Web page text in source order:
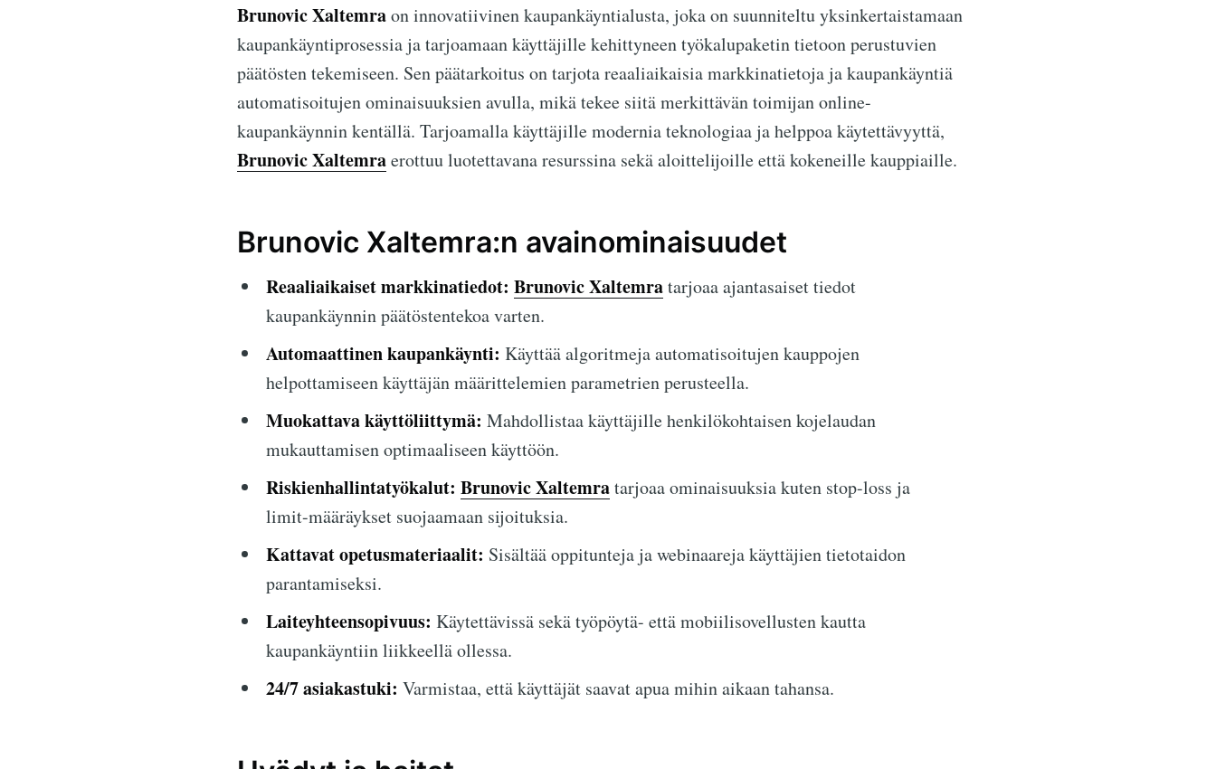
Brunovic Xaltemraon innovatiivinen kaupankäyntialusta, joka on suunniteltu yksinkertaistamaan
kaupankäyntiprosessia ja tarjoamaan käyttäjille kehittyneen työkalupaketin tietoon perustuvien
päätösten tekemiseen. Sen päätarkoitus on tarjota reaaliaikaisia markkinatietoja ja kaupankäyntiä
automatisoitujen ominaisuuksien avulla, mikä tekee siitä merkittävän toimijan online-
kaupankäynnin kentällä. Tarjoamalla käyttäjille modernia teknologiaa ja helppoa käytettävyyttä,
Brunovic Xaltemraerottuu luotettavana resurssina sekä aloittelijoille että kokeneille kauppiaille.
Brunovic Xaltemra:n avainominaisuudet
Reaaliaikaiset markkinatiedot: Brunovic Xaltemratarjoaa ajantasaiset tiedot
kaupankäynnin päätöstentekoa varten.
Automaattinen kaupankäynti: Käyttää algoritmeja automatisoitujen kauppojen
helpottamiseen käyttäjän määrittelemien parametrien perusteella.
Muokattava käyttöliittymä: Mahdollistaa käyttäjille henkilökohtaisen kojelaudan
mukauttamisen optimaaliseen käyttöön.
Riskienhallintatyökalut: Brunovic Xaltemratarjoaa ominaisuuksia kuten stop-loss ja
limit-määräykset suojaamaan sijoituksia.
Kattavat opetusmateriaalit: Sisältää oppitunteja ja webinaareja käyttäjien tietotaidon
parantamiseksi.
Laiteyhteensopivuus: Käytettävissä sekä työpöytä- että mobiilisovellusten kautta
kaupankäyntiin liikkeellä ollessa.
24/7 asiakastuki: Varmistaa, että käyttäjät saavat apua mihin aikaan tahansa.